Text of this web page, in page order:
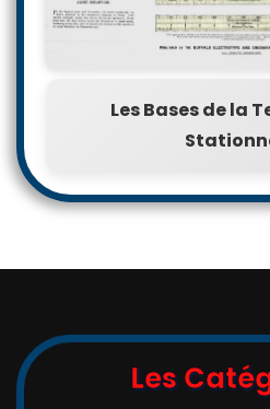
Les Bases de la
Les